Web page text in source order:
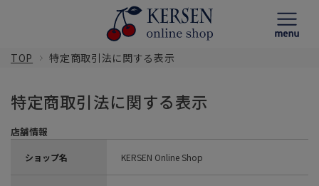
TOP 特定商取引法に関する表示
特定商取引法に関する表示
店舗情報
ショップ名 KERSEN Online Shop